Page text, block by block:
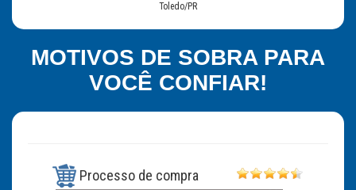
Toledo/PR
MOTIVOS DE SOBRA PARA
VOCÊ CONFIAR!
Processo de compra